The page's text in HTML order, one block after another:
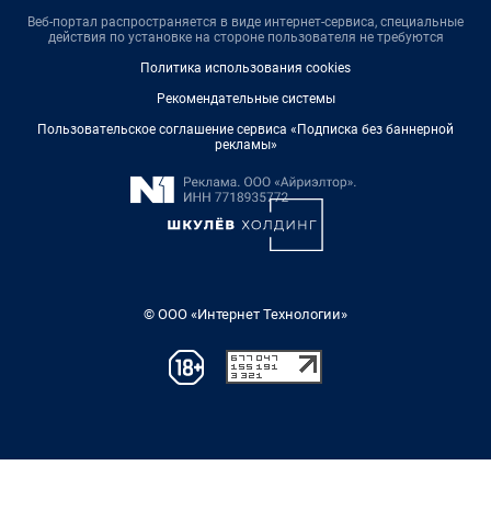
Веб-портал распространяется в виде интернет-сервиса, специальные
действия по установке на стороне пользователя не требуются
Политика использования cookies
Рекомендательные системы
Пользовательское соглашение сервиса «Подписка без баннерной
рекламы»
© ООО «Интернет Технологии»